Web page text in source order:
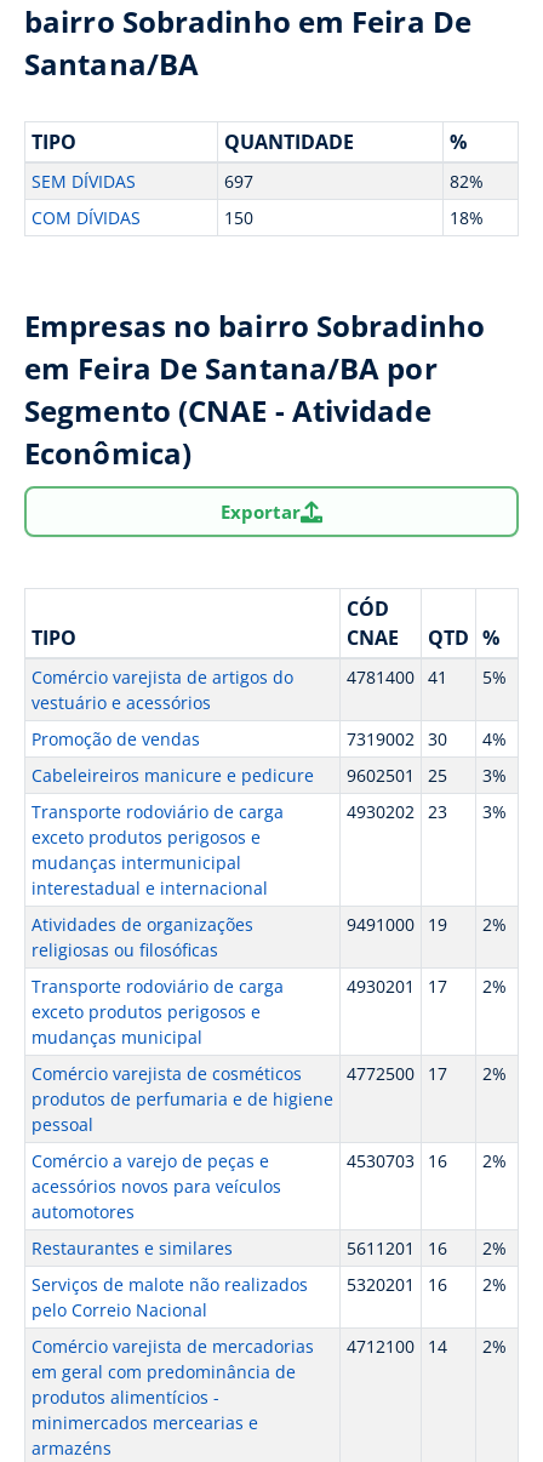
bairro Sobradinho em Feira De
Santana/BA
TIPO QUANTIDADE %
SEM DÍVIDAS 697
82%
COM DÍVIDAS
150 18%
Empresas no bairro Sobradinho
em Feira De Santana/BA por
Segmento (CNAE - Atividade
Econômica)
Exportar
TIPO
CÓD
CNAE
QTD %
Comércio varejista de artigos do
vestuário e acessórios
4781400 41 5%
Promoção de vendas 7319002 30
4%
Cabeleireiros manicure e pedicure
9602501 25
3%
Transporte rodoviário de carga
exceto produtos perigosos e
mudanças intermunicipal
interestadual e internacional
4930202 23 3%
Atividades de organizações
religiosas ou filosóficas
9491000 19 2%
Transporte rodoviário de carga
exceto produtos perigosos e
mudanças municipal
4930201 17 2%
Comércio varejista de cosméticos
produtos de perfumaria e de higiene
pessoal
4772500 17 2%
Comércio a varejo de peças e
acessórios novos para veículos
automotores
4530703 16 2%
Restaurantes e similares 5611201 16
2%
Serviços de malote não realizados
pelo Correio Nacional
5320201 16 2%
Comércio varejista de mercadorias
em geral com predominância de
produtos alimentícios -
minimercados mercearias e
armazéns
4712100 14 2%